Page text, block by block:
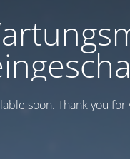
soon. Thank you for